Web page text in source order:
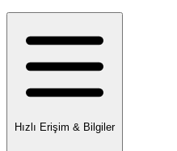
Hızlı Erişim & Bilgiler